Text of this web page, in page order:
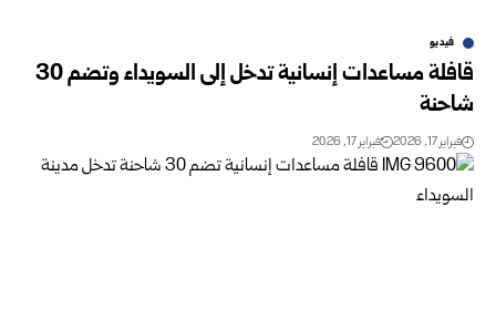
فيديو
قافلة مساعدات إنسانية تدخل إلى السويداء وتضم 30
شاحنة
فبراير 17, 2026 فبراير 17, 2026